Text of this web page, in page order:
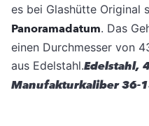
es bei Glashütte Original
Panoramadatum. Das
einen Durchmesser von
aus Edelstahl.Edelstahl,
Manufakturkaliber 36-